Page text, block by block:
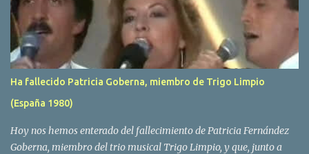
estudiante de medicina Luis Villar, comenzando a actuar
juntos,Santos a la guitarra y Villar al piano, sin atreverse a dar el
salto al mercado profesional. Sin embargo esto cambió gracias a la
propia Amaia Saizar, que tras su abandono de Trigo Limpio,
recibió por parte de la discografica Hispavox el encargo de crear
un nuevo grupo, reclutando al duo de amigos y a la ex modelo
Yolanda Hoyos. Con los cuatro surgió en el año 1982 el grupo
Ha fallecido Patricia Goberna, miembro de Trigo Limpio
(España 1980)
Hoy nos hemos enterado del fallecimiento de Patricia Fernández
Goberna, miembro del trio musical Trigo Limpio, y que, junto a